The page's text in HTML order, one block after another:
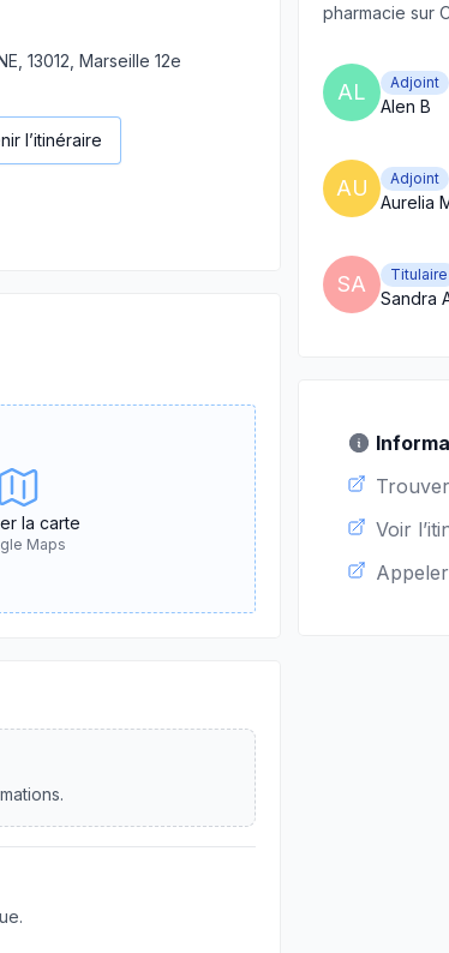
13012, Marseille 12e
l’itinéraire
la carte
Maps
pharmacie sur
AL Adjoint
Alen B
AU Adjoint
Aurelia
SA Titulaire
Sandra
Voir